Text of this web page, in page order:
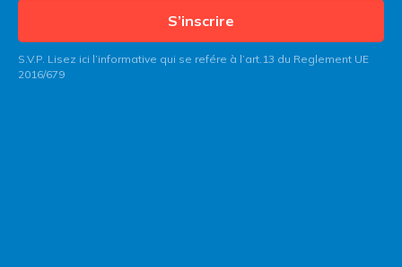
S’inscrire
S.V.P. Lisez ici l’informative qui se refére à l’art.13 du Reglement UE
2016/679